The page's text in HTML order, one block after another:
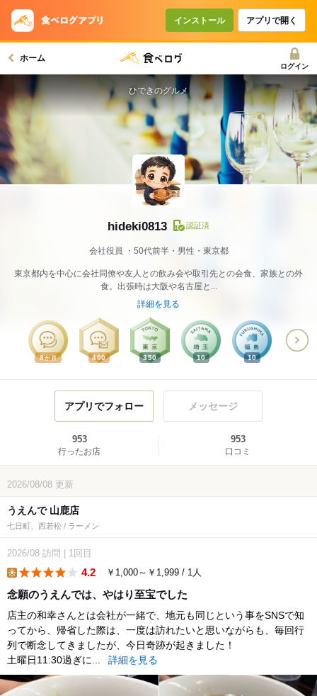
インストール アプリで開く
ホーム
ログイン
hideki0813 認証済
会社役員 50代前半・男性・東京都
東京都内を中心に会社同僚や友人との飲み会や取引先との会食、家族との外
食。出張時は大阪や名古屋と...
詳細を見る
8か月 400 350 10 10
ひできのグルメ
アプリでフォロー メッセージ
953
行ったお店
953
口コミ
2026/08/08 更新
うえんで 山鹿店
七日町、西若松 / ラーメン
2026/08 訪問 1回目
4.2 ￥1,000～￥1,999 / 1人
念願のうえんでは、やはり至宝でした
店主の和幸さんとは会社が一緒で、地元も同じという事をSNSで知
ってから、帰省した際は、一度は訪れたいと思いながらも、毎回行
列で断念してきましたが、今日奇跡が起きました！
土曜日11:30過ぎに...
詳細を見る